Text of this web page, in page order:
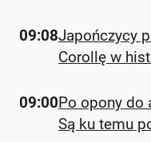
09:08Japończycy
Corollę w
09:00Po opony do
Są ku temu